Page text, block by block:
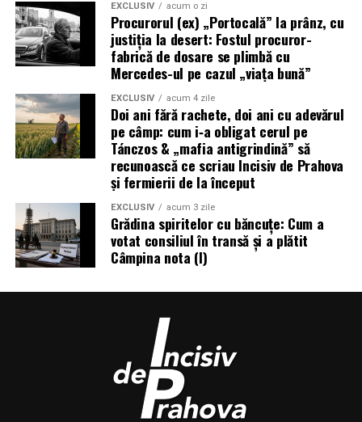
EXCLUSIV acum o zi
Procurorul (ex) „Portocală” la prânz, cu
justiția la desert: Fostul procuror-
fabrică de dosare se plimbă cu
Mercedes-ul pe cazul „viața bună”
EXCLUSIV acum 4 zile
Doi ani fără rachete, doi ani cu adevărul
pe câmp: cum i‑a obligat cerul pe
Tánczos & „mafia antigrindină” să
recunoască ce scriau Incisiv de Prahova
și fermierii de la început
EXCLUSIV acum 3 zile
Grădina spiritelor cu băncuțe: Cum a
votat consiliul în transă și a plătit
Câmpina nota (I)